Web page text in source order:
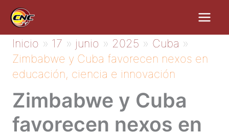
contenido
Inicio 17 junio 2025
Cuba
Zimbabwe y Cuba favorecen nexos en
educación, ciencia e innovación
Zimbabwe y Cuba
favorecen nexos en